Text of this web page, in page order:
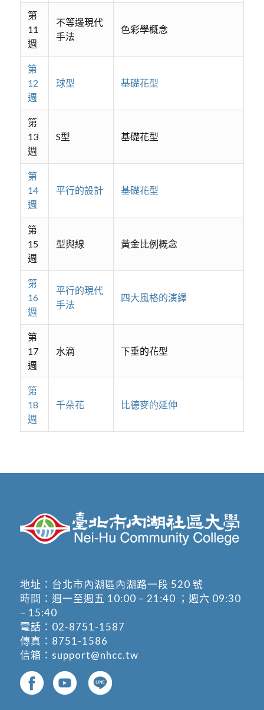
第
11
週
不等邊現代
手法
色彩學概念
第
12
週
球型 基礎花型
第
13
週
S型 基礎花型
第
14
週
平行的設計 基礎花型
第
15
週
型與線 黃金比例概念
第
16
週
平行的現代
手法
四大風格的演繹
第
17
週
水滴 下垂的花型
第
18
週
千朵花 比德麥的延伸
地址： 台北市內湖區內湖路一段 520 號
時間：週一至週五 10:00 – 21:40 ；週六 09:30
– 15:40
電話： 02-8751-1587
傳真：8751-1586
信箱： support@nhcc.tw